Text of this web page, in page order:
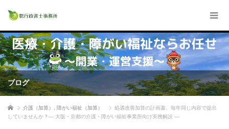
ブログ
ホーム 介護（加算） 障がい福祉（加算）
処遇改善加算の計画書、毎年同じ内容で提出
していませんか？― 大阪・京都の介護・障がい福祉事業所向け実務解説 ―